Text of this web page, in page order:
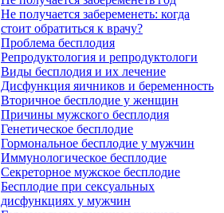
Не получается забеременеть: когда
стоит обратиться к врачу?
Проблема бесплодия
Репродуктология и репродуктологи
Виды бесплодия и их лечение
Дисфункция яичников и беременность
Вторичное бесплодие у женщин
Причины мужского бесплодия
Генетическое бесплодие
Гормональное бесплодие у мужчин
Иммунологическое бесплодие
Секреторное мужское бесплодие
Бесплодие при сексуальных
дисфункциях у мужчин